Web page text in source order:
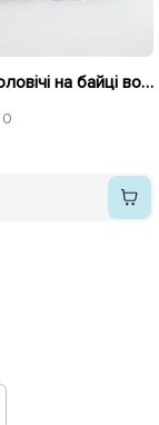
Кросівки чоловічі на байці вологостійкі 593420 Сірі
0